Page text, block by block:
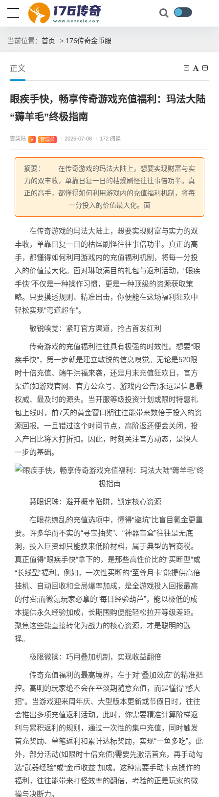
当前位置： 首页 > 176传奇金币服
正文
眼疾手快，畅享传奇游戏充值福利：玛法大陆
“薅羊毛”终极指南
壹柒陆 V 管理员 / 2026-07-08 / 172 阅读
摘要： 在传奇游戏的玛法大陆上，想要实现财富与实
力的双丰收，单靠日复一日的枯燥刷怪往往事倍功半。真
正的高手，都懂得如何利用游戏内的充值福利机制，将每
一分投入的价值最大化。面
在传奇游戏的玛法大陆上，想要实现财富与实力的双
丰收，单靠日复一日的枯燥刷怪往往事倍功半。真正的高
手，都懂得如何利用游戏内的充值福利机制，将每一分投
入的价值最大化。面对琳琅满目的礼包与返利活动，“眼疾
手快”不仅是一种操作习惯，更是一种顶级的资源获取策
略。只要摸透规则、精准出击，你便能在这场福利狂欢中
轻松实现“弯道超车”。
敏锐嗅觉：紧盯官方渠道，抢占首发红利
传奇游戏的充值福利往往具有极强的时效性。想要“眼
疾手快”，第一步就是建立敏锐的信息嗅觉。无论是520限
时十倍充值、端午洪福来袭，还是月末充值狂欢日，官方
渠道(如游戏官网、官方公众号、游戏内公告)永远是信息最
权威、最及时的源头。当开服等级投资计划或限时特惠礼
包上线时，前7天的黄金窗口期往往能带来数倍于投入的资
源回报。一旦错过这个时间节点，高阶返还便会关闭，投
入产出比将大打折扣。因此，时刻关注官方动态，是快人
一步的基础。
慧眼识珠：避开概率陷阱，锁定核心资源
在眼花缭乱的充值选项中，懂得“避坑”比盲目氪金更重
要。许多华而不实的“寻宝抽奖”、“神器盲盒”往往是无底
洞，投入巨资却只能换来低阶材料，属于典型的智商税。
真正值得“眼疾手快”拿下的，是那些高性价比的“买断型”或
“长线型”福利。例如，一次性买断的“至尊月卡”能提供高倍
挂机、自动回收和全局爆率加成，是全游戏投入回报最高
的付费;而微氪玩家必拿的“每日经验葫芦”，能以极低的成
本提供永久经验加成，长期囤购便能轻松拉开等级差距。
聚焦这些能直接转化为战力的核心资源，才是聪明的选
择。
极限微操：巧用叠加机制，实现收益翻倍
传奇充值福利的最高境界，在于对“叠加效应”的精准把
控。高明的玩家绝不会在平淡期随意充值，而是懂得“憋大
招”。当游戏迎来周年庆、大型版本更新或节假日时，往往
会推出多项充值返利活动。此时，你需要精准计算阶梯返
利与累积返利的规则，通过一次性的集中充值，同时触发
首充奖励、单笔返利和累计达标奖励，实现“一鱼多吃”。此
外，部分活动(如限时十倍充值)需要先激活首充，再手动勾
选“武器经验”或“金币收益”加成。这种需要手动卡点操作的
福利，往往能带来打怪效率的翻倍，考验的正是玩家的微
操与决断力。